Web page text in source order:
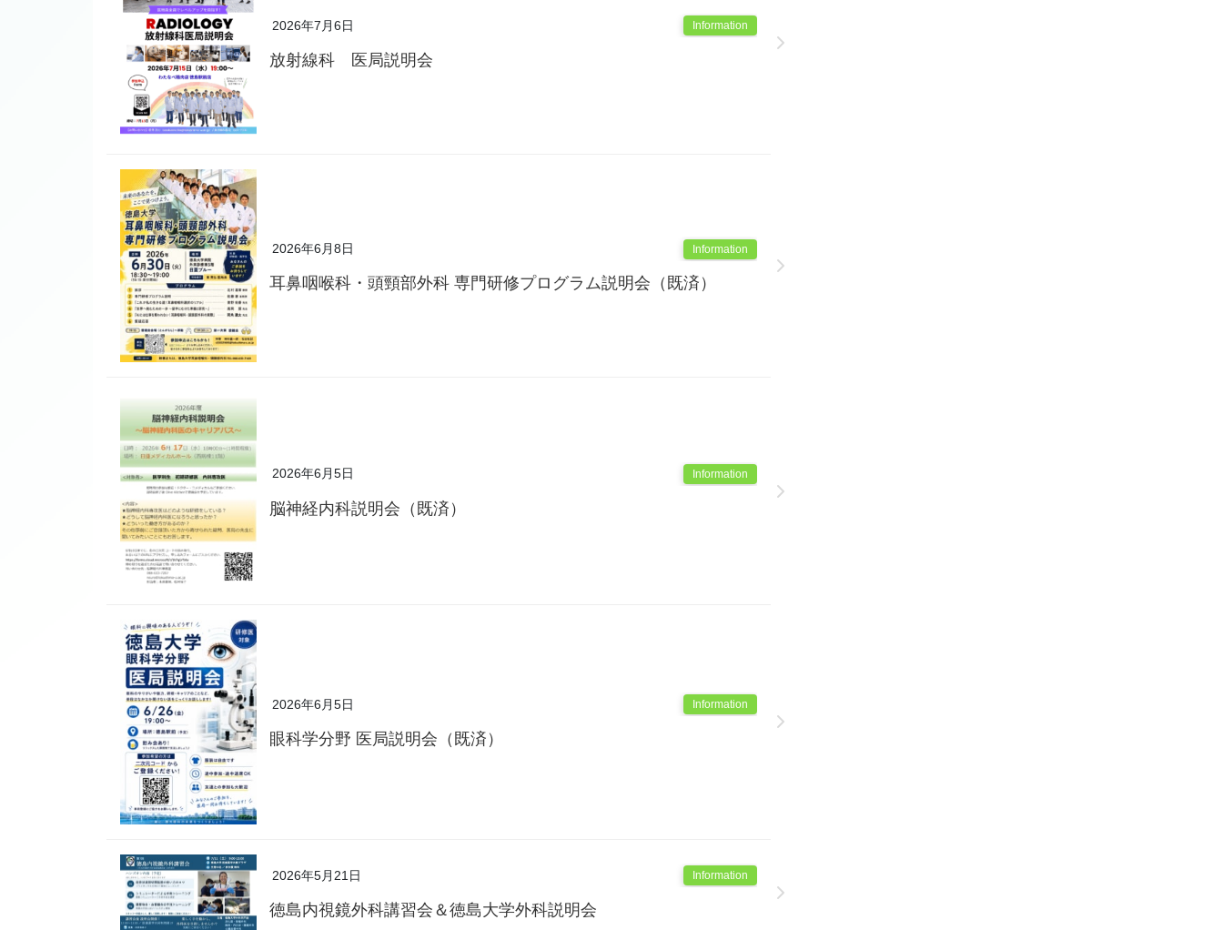
2026年7月6日 Information
放射線科 医局説明会
2026年6月8日 Information
耳鼻咽喉科・頭頸部外科 専門研修プログラム説明会（既済）
2026年6月5日 Information
脳神経内科説明会（既済）
2026年6月5日 Information
眼科学分野 医局説明会（既済）
2026年5月21日 Information
徳島内視鏡外科講習会＆徳島大学外科説明会